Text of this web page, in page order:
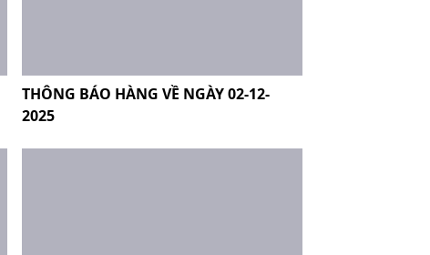
THÔNG BÁO HÀNG VỀ NGÀY 02-12-
2025